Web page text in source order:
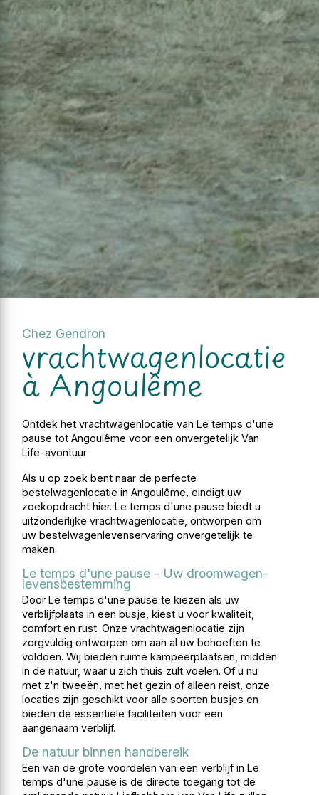
Chez Gendron
vrachtwagenlocatie
à Angoulême
Ontdek het vrachtwagenlocatie van Le temps d'une
pause tot Angoulême voor een onvergetelijk Van
Life-avontuur
Als u op zoek bent naar de perfecte
bestelwagenlocatie in Angoulême, eindigt uw
zoekopdracht hier. Le temps d'une pause biedt u
uitzonderlijke vrachtwagenlocatie, ontworpen om
uw bestelwagenlevenservaring onvergetelijk te
maken.
Le temps d'une pause - Uw droomwagen-
levensbestemming
Door Le temps d'une pause te kiezen als uw
verblijfplaats in een busje, kiest u voor kwaliteit,
comfort en rust. Onze vrachtwagenlocatie zijn
zorgvuldig ontworpen om aan al uw behoeften te
voldoen. Wij bieden ruime kampeerplaatsen, midden
in de natuur, waar u zich thuis zult voelen. Of u nu
met z'n tweeën, met het gezin of alleen reist, onze
locaties zijn geschikt voor alle soorten busjes en
bieden de essentiële faciliteiten voor een
aangenaam verblijf.
De natuur binnen handbereik
Een van de grote voordelen van een verblijf in Le
temps d'une pause is de directe toegang tot de